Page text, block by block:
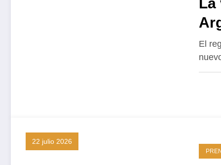
El
22 julio 2026